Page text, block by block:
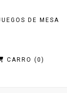
DE MESA
CARRO (0 )